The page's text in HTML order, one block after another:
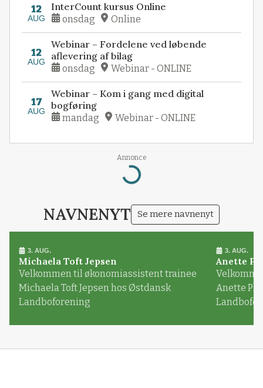
12
AUG
InterCount kursus Online
onsdag Online
12
AUG
Webinar – Fordelene ved løbende
aflevering af bilag
onsdag Webinar - ONLINE
17
AUG
Webinar – Kom i gang med digital
bogføring
mandag Webinar - ONLINE
Annonce
Loading...
NAVNENYT Se mere navnenyt
3. AUG.
Michaela Toft Jepsen
Velkommen til økonomiassistent trainee
Michaela Toft Jepsen hos Østdansk
Landboforening
3. AUG.
Anette
Anette